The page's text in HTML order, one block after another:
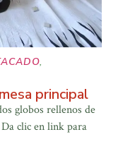
,
principal
globos rellenos de
clic en link para